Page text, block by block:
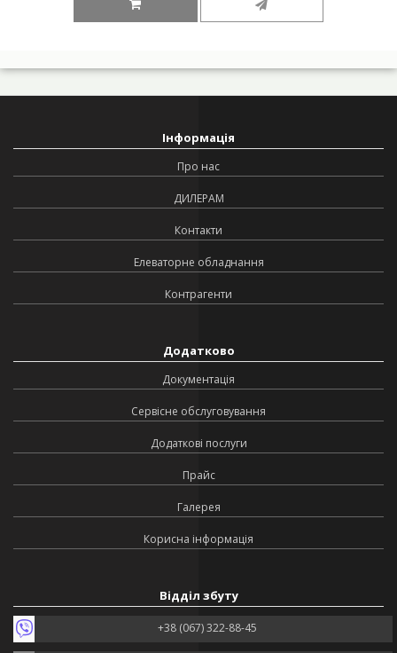
Інформація
Про нас
ДИЛЕРАМ
Контакти
Елеваторне обладнання
Контрагенти
Додатково
Документація
Сервісне обслуговування
Додаткові послуги
Прайс
Галерея
Корисна інформація
Відділ збуту
+38 (067) 322-88-45